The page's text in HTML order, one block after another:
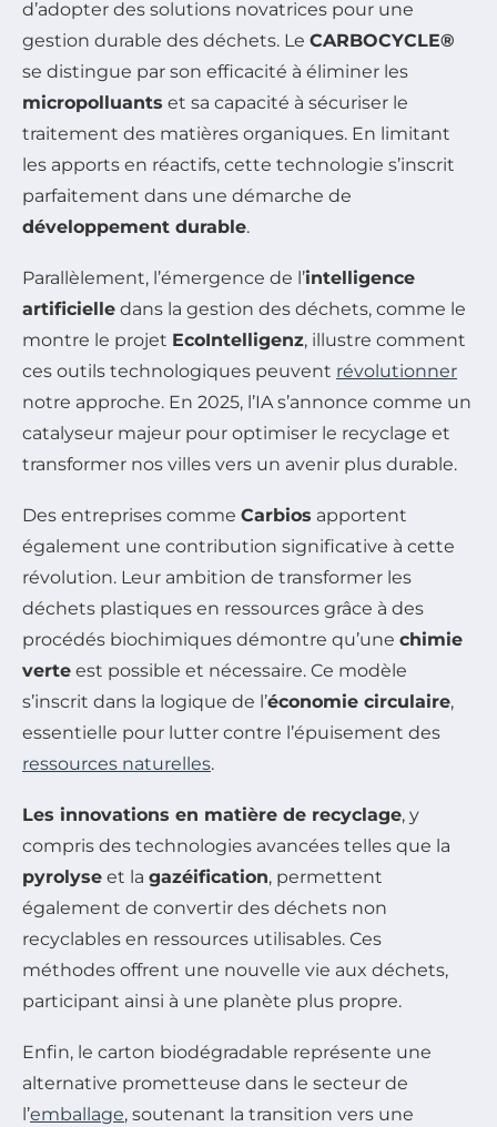
d’adopter des solutions novatrices pour une
gestion durable des déchets. Le CARBOCYCLE®
se distingue par son efficacité à éliminer les
micropolluants et sa capacité à sécuriser le
traitement des matières organiques. En limitant
les apports en réactifs, cette technologie s’inscrit
parfaitement dans une démarche de
développement durable.
Parallèlement, l’émergence de l’intelligence
artificielle dans la gestion des déchets, comme le
montre le projet EcoIntelligenz, illustre comment
ces outils technologiques peuvent révolutionner
notre approche. En 2025, l’IA s’annonce comme un
catalyseur majeur pour optimiser le recyclage et
transformer nos villes vers un avenir plus durable.
Des entreprises comme Carbios apportent
également une contribution significative à cette
révolution. Leur ambition de transformer les
déchets plastiques en ressources grâce à des
procédés biochimiques démontre qu’une chimie
verte est possible et nécessaire. Ce modèle
s’inscrit dans la logique de l’économie circulaire,
essentielle pour lutter contre l’épuisement des
ressources naturelles.
Les innovations en matière de recyclage, y
compris des technologies avancées telles que la
pyrolyse et la gazéification, permettent
également de convertir des déchets non
recyclables en ressources utilisables. Ces
méthodes offrent une nouvelle vie aux déchets,
participant ainsi à une planète plus propre.
Enfin, le carton biodégradable représente une
alternative prometteuse dans le secteur de
l’emballage, soutenant la transition vers une